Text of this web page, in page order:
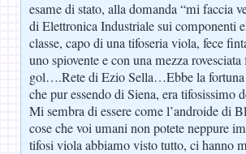
esame di stato, alla domanda “mi faccia
di Elettronica Industriale sui componenti
classe, capo di una tifoseria viola, fece
uno spiovente e con una mezza
gol….Rete di Ezio Sella…Ebbe la fortuna
che pur essendo di Siena, era
Mi sembra di essere come l’androide di
cose che voi umani non potete neppure
tifosi viola abbiamo visto tutto, ci hanno